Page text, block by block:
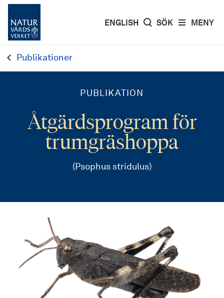
MENY
ENGLISH SÖK
Publikationer
PUBLIKATION
Åtgärdsprogram för
trumgräshoppa
(Psophus stridulus)